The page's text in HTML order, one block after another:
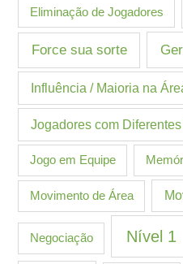
Eliminação de Jogadores
Force sua sorte
Influência / Maioria na
Jogadores com
Jogo em Equipe
Movimento de Área
Negociação Nível 1